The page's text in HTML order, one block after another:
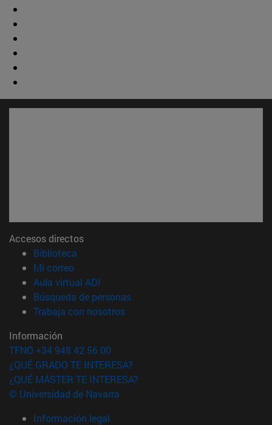
Accesos directos
Biblioteca
Mi correo(abre en nueva ventana)
Aula virtual ADI
Búsqueda de personas(abre en nueva ventana)
Trabaja con nosotros(abre en nueva ventana)
Información
TFNO +34 948 42 56 00
¿QUÉ GRADO TE INTERESA?
¿QUÉ MÁSTER TE INTERESA?
© Universidad de Navarra
Información legal